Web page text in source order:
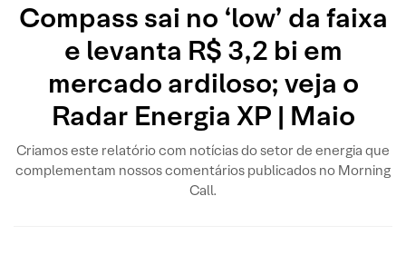
Compass sai no ‘low’ da faixa
e levanta R$ 3,2 bi em
mercado ardiloso; veja o
Radar Energia XP | Maio
Criamos este relatório com notícias do setor de energia que
complementam nossos comentários publicados no Morning
Call.